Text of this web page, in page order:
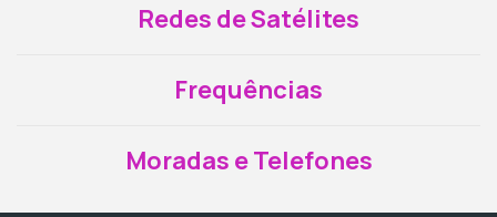
Redes de Satélites
Frequências
Moradas e Telefones